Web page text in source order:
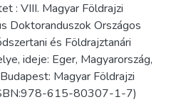
: VIII. Magyar Földrajzi
Doktoranduszok Országos
és Földrajztanári
ideje: Eger, Magyarország,
Magyar Földrajzi
615-80307-1-7)